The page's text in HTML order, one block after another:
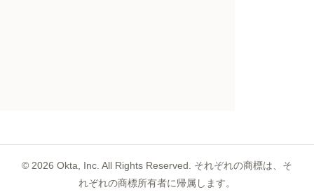
© 2026 Okta, Inc. All Rights Reserved. それぞれの商標は、そ
れぞれの商標所有者に帰属します。